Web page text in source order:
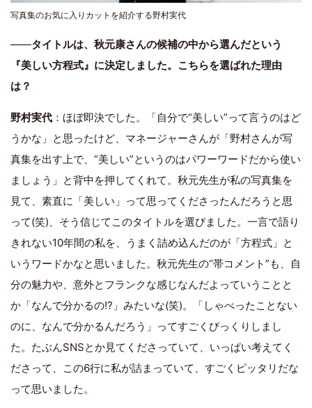
写真集のお気に入りカットを紹介する野村実代
――タイトルは、秋元康さんの候補の中から選んだという
『美しい方程式』に決定しました。こちらを選ばれた理由
は？
野村実代 ：ほぼ即決でした。「自分で“美しい”って言うのはど
うかな」と思ったけど、マネージャーさんが「野村さんが写
真集を出す上で、“美しい”というのはパワーワードだから使い
ましょう」と背中を押してくれて。秋元先生が私の写真集を
見て、素直に「美しい」って思ってくださったんだろうと思
って(笑)、そう信じてこのタイトルを選びました。一言で語り
きれない10年間の私を、うまく詰め込んだのが「方程式」と
いうワードかなと思いました。秋元先生の“帯コメント”も、自
分の魅力や、意外とフランクな感じなんだよっていうことと
か「なんで分かるの!?」みたいな(笑)。「しゃべったことない
のに、なんで分かるんだろう」ってすごくびっくりしまし
た。たぶんSNSとか見てくださっていて、いっぱい考えてく
ださって、この6行に私が詰まっていて、すごくピッタリだな
って思いました。